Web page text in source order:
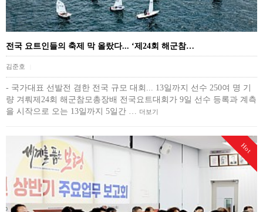
전국 요트인들의 축제 막 올랐다... ‘제24회 해군참…
김준호
- 국가대표 선발전 겸한 전국 규모 대회... 13일까지 선수 250여 명 기
량 겨뤄제24회 해군참모총장배 전국요트대회가 9일 선수 등록과 계측
을 시작으로 오는 13일까지 5일간 … 더보기
Hot